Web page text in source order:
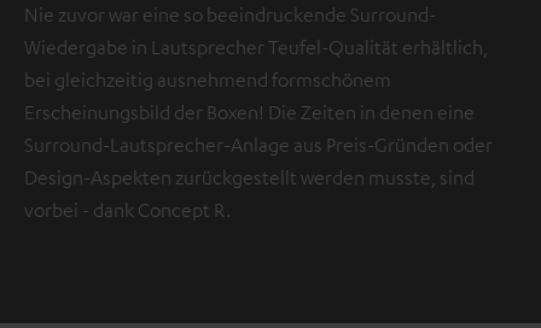
Nie zuvor war eine so beeindruckende Surround-
Wiedergabe in Lautsprecher Teufel-Qualität erhältlich,
bei gleichzeitig ausnehmend formschönem
Erscheinungsbild der Boxen! Die Zeiten in denen eine
Surround-Lautsprecher-Anlage aus Preis-Gründen oder
Design-Aspekten zurückgestellt werden musste, sind
vorbei - dank Concept R.